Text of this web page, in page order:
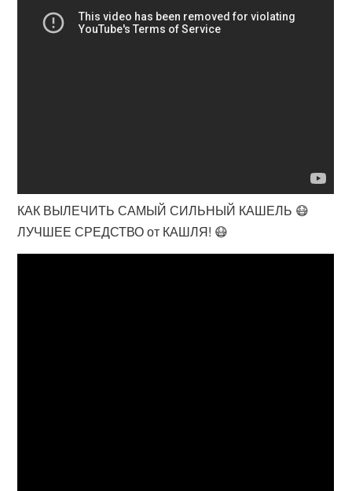
КАК ВЫЛЕЧИТЬ САМЫЙ СИЛЬНЫЙ КАШЕЛЬ 😷
ЛУЧШЕЕ СРЕДСТВО от КАШЛЯ! 😷